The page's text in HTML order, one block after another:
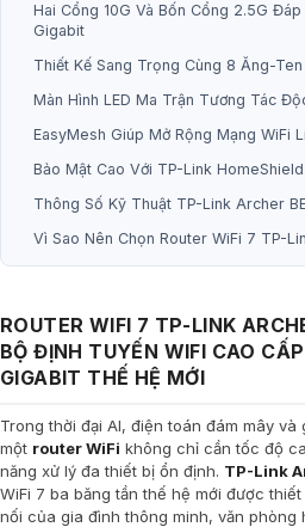
Hai Cổng 10G Và Bốn Cổng 2.5G
Gigabit
Thiết Kế Sang Trọng Cùng 8 Ăng-
Màn Hình LED Ma Trận Tương Tác
EasyMesh Giúp Mở Rộng Mạng WiFi
Bảo Mật Cao Với TP-Link HomeShield
Thông Số Kỹ Thuật TP-Link Archer
Vì Sao Nên Chọn Router WiFi 7 TP-
ROUTER WIFI 7 TP-LINK
BỘ ĐỊNH TUYẾN WIFI CAO
GIGABIT THẾ HỆ MỚI
Trong thời đại AI, điện toán đám mây và
một router WiFi không chỉ cần tốc độ
năng xử lý đa thiết bị ổn định. TP-Link
WiFi 7 ba băng tần thế hệ mới được
nối của gia đình thông minh, văn phòng